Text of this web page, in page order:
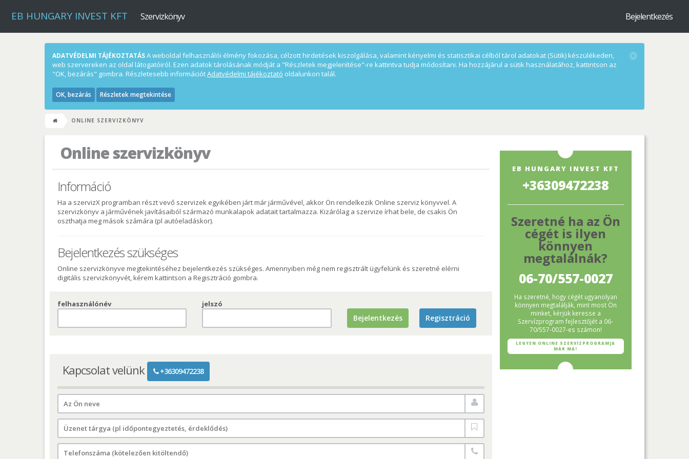
EB HUNGARY INVEST KFT Szervizkönyv Bejelentkezés
ADATVÉDELMI TÁJÉKOZTATÁSA weboldal felhasználói élmény fokozása, célzott hirdetések kiszolgálása, valamint kényelmi és statisztikai célból tárol adatokat (Sütik) készülékeden,
web szervereken az oldal látogatóiról. Ezen adatok tárolásának módját a "Részletek megjelenítése"-re kattintva tudja módosítani. Ha hozzájárul a sütik használatához, kattintson az
"OK, bezárás" gombra. Részletesebb információtAdatvédelmi tájékoztató oldalunkon talál.
OK, bezárás Részletek megtekintése
ONLINE SZERVIZKÖNYV
Online szervizkönyv
Információ
Ha a szervizX programban részt vevő szervizek egyikében járt már járművével, akkor Ön rendelkezik Online szerviz könyvvel. A
szervizkönyv a járművének javításaiból származó munkalapok adatait tartalmazza. Kizárólag a szervize írhat bele, de csakis Ön
oszthatja meg mások számára (pl autóeladáskor).
Bejelentkezés szükséges
Online szervizkönyve megtekintéséhez bejelentkezés szükséges. Amennyiben még nem regisztrált ügyfelünk és szeretné elérni
digitális szervizkönyvét, kérem kattintson a Regisztráció gombra.
felhasználónév jelszó
Bejelentkezés Regisztráció
Kapcsolat velünk +36309472238
EB HUNGARY INVEST KFT
+36309472238
Szeretné ha az Ön
cégét is ilyen
könnyen
megtalálnák?
06-70/557-0027
Ha szeretné, hogy cégét ugyanolyan
könnyen megtalálják, mint most Ön
minket, kérjük keresse a
Szervízprogram fejlesztőjét a 06-
70/557-0027-es számon!
LEGYEN ONLINE SZERVÍZPROGRAMJA
MÁR MA!